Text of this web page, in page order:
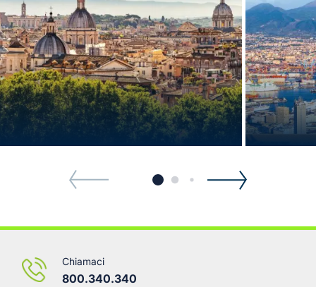
Chiamaci
800.340.340